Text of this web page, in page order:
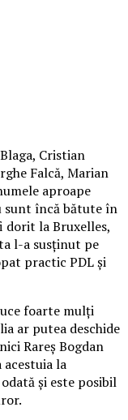
Cristian
Falcă, Marian
aproape
sunt încă bătute în
dorit la Bruxelles,
l-a susţinut pe
practic PDL şi
foarte mulţi
ar putea deschide
Rareş Bogdan
la
şi este posibil